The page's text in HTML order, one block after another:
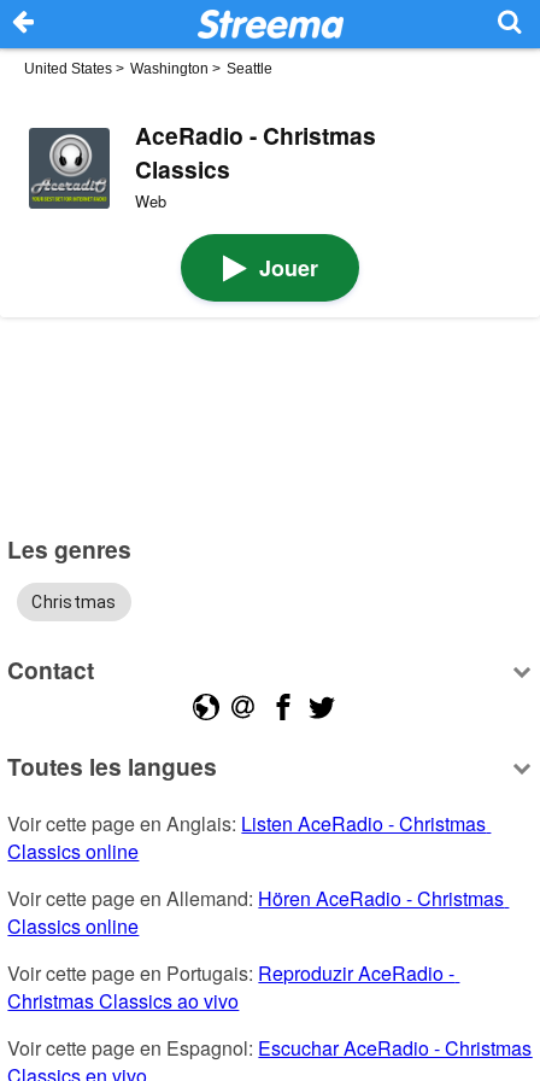
United States > Washington > Seattle
AceRadio - Christmas
Classics
Web
Jouer
Les genres
Christmas
Contact
Toutes les langues
Voir cette page en Anglais: Listen AceRadio - Christmas
Classics online
Voir cette page en Allemand: Hören AceRadio - Christmas
Classics online
Voir cette page en Portugais: Reproduzir AceRadio -
Christmas Classics ao vivo
Voir cette page en Espagnol: Escuchar AceRadio - Christmas
Classics en vivo